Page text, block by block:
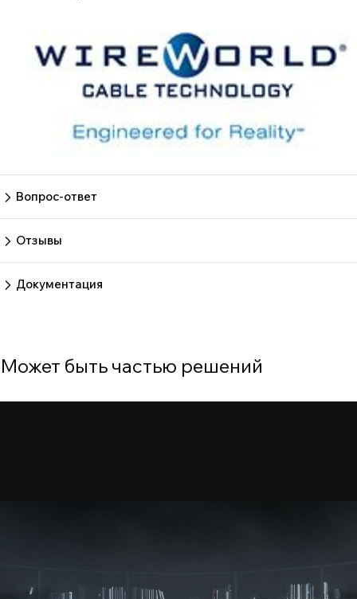
Вопрос-ответ
Отзывы
Документация
Может быть частью решений